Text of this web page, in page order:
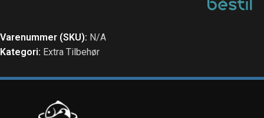
Varenummer (SKU): N/A
Kategori: Extra Tilbehør